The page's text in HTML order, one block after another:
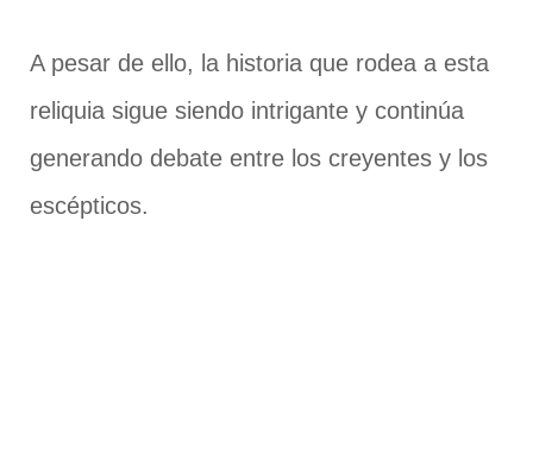
A pesar de ello, la historia que rodea a esta
reliquia sigue siendo intrigante y continúa
generando debate entre los creyentes y los
escépticos.